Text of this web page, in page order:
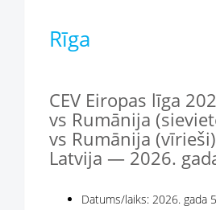
Rīga
CEV Eiropas līga
vs Rumānija
vs Rumānija
Latvija — 2026.
Datums/laiks: 2026. gada